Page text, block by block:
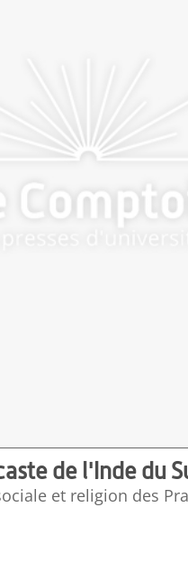
de l'Inde du
et religion des